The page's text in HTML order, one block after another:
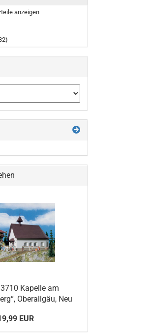
anzeigen
Kapelle am
Oberallgäu, Neu
EUR